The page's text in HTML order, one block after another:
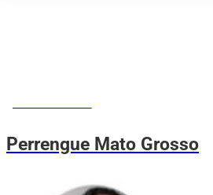
Perrengue Mato Grosso